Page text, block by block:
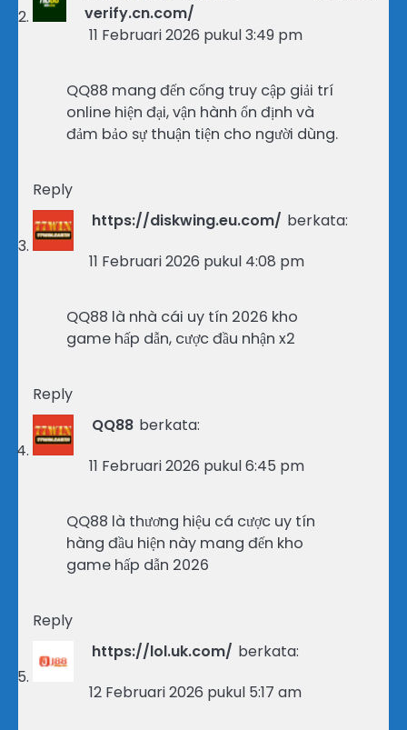
verify.cn.com/
11 Februari 2026 pukul 3:49 pm
QQ88 mang đến cổng truy cập giải trí
online hiện đại, vận hành ổn định và
đảm bảo sự thuận tiện cho người dùng.
Reply
https://diskwing.eu.com/ berkata:
11 Februari 2026 pukul 4:08 pm
QQ88 là nhà cái uy tín 2026 kho
game hấp dẫn, cược đầu nhận x2
Reply
QQ88 berkata:
11 Februari 2026 pukul 6:45 pm
QQ88 là thương hiệu cá cược uy tín
hàng đầu hiện này mang đến kho
game hấp dẫn 2026
Reply
https://lol.uk.com/ berkata:
12 Februari 2026 pukul 5:17 am